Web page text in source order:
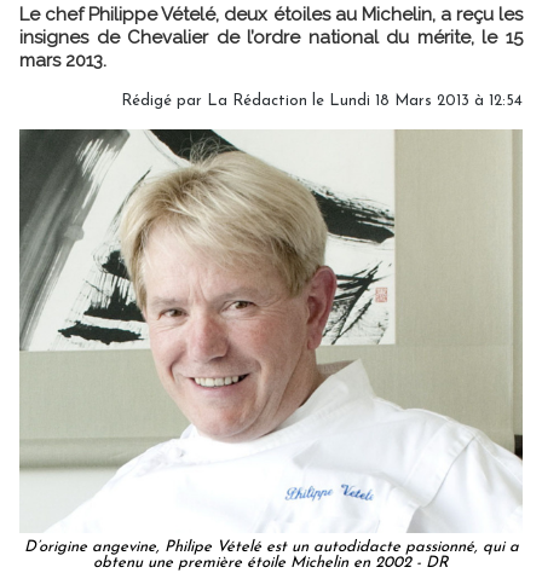
Le chef Philippe Vételé, deux étoiles au Michelin, a reçu les
insignes de Chevalier de l’ordre national du mérite, le 15
mars 2013.
Rédigé par La Rédaction le Lundi 18 Mars 2013 à 12:54
D’origine angevine, Philipe Vételé est un autodidacte passionné, qui a
obtenu une première étoile Michelin en 2002 - DR